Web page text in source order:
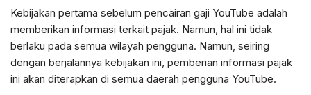
Kebijakan pertama sebelum pencairan gaji YouTube adalah
memberikan informasi terkait pajak. Namun, hal ini tidak
berlaku pada semua wilayah pengguna. Namun, seiring
dengan berjalannya kebijakan ini, pemberian informasi pajak
ini akan diterapkan di semua daerah pengguna YouTube.